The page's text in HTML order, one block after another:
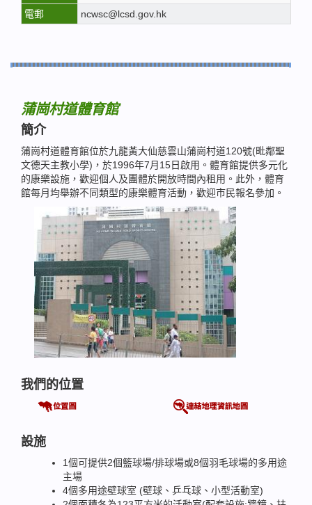
電郵
ncwsc@lcsd.gov.hk
蒲崗村道體育館
簡介
蒲崗村道體育館位於九龍黃大仙慈雲山蒲崗村道120號(毗鄰聖
文德天主教小學)，於1996年7月15日啟用。體育館提供多元化
的康樂設施，歡迎個人及團體於開放時間內租用。此外，體育
館每月均舉辦不同類型的康樂體育活動，歡迎市民報名參加。
我們的位置
設施
1個可提供2個籃球場/排球場或8個羽毛球場的多用途
主場
4個多用途壁球室 (壁球、乒乓球、小型活動室)